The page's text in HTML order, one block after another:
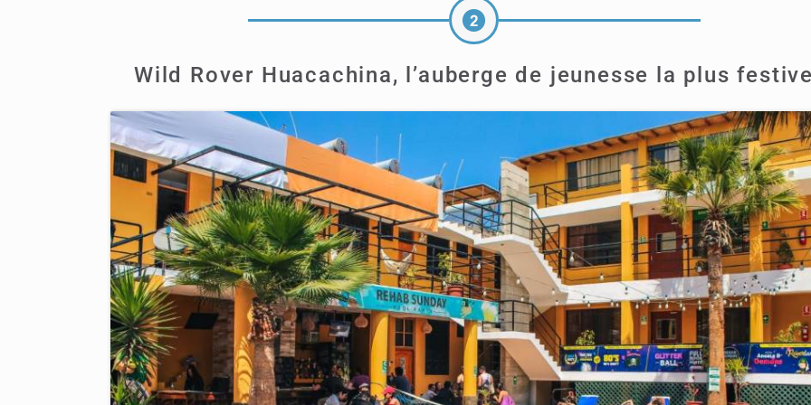
Wild Rover Huacachina, l’auberge de jeunesse la plus